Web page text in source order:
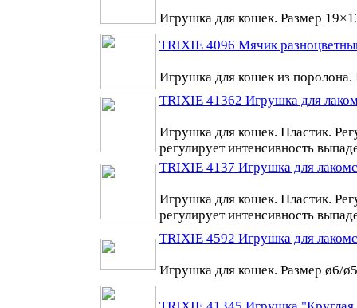
Игрушка для кошек. Размер
TRIXIE 4096 Мячик
Игрушка для кошек из поролона.
TRIXIE 41362 Игрушка для
Игрушка для кошек. Пластик.
регулирует интенсивность
TRIXIE 4137 Игрушка для
Игрушка для кошек. Пластик.
регулирует интенсивность
TRIXIE 4592 Игрушка для
Игрушка для кошек. Размер ø6/